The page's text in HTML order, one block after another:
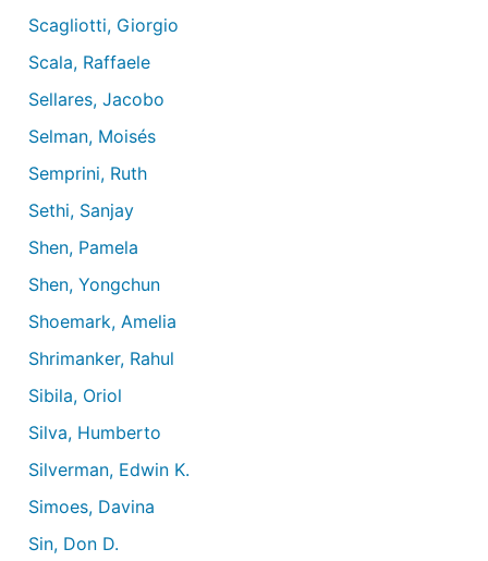
Scagliotti, Giorgio
Scala, Raffaele
Sellares, Jacobo
Selman, Moisés
Semprini, Ruth
Sethi, Sanjay
Shen, Pamela
Shen, Yongchun
Shoemark, Amelia
Shrimanker, Rahul
Sibila, Oriol
Silva, Humberto
Silverman, Edwin K.
Simoes, Davina
Sin, Don D.